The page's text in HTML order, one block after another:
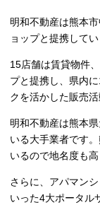
明和不動産は熊本
ョップと提携してい
15店舗は賃貸物件
プと提携し、県内
クを活かした販売活
明和不動産は熊本
いる大手業者です
いるので地名度も
さらに、アパマン
いった4大ポータル